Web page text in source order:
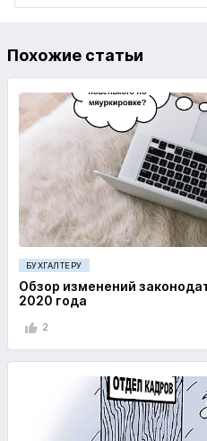
Похожие статьи
БУХГАЛТЕРУ
Обзор изменений
2020 года
2